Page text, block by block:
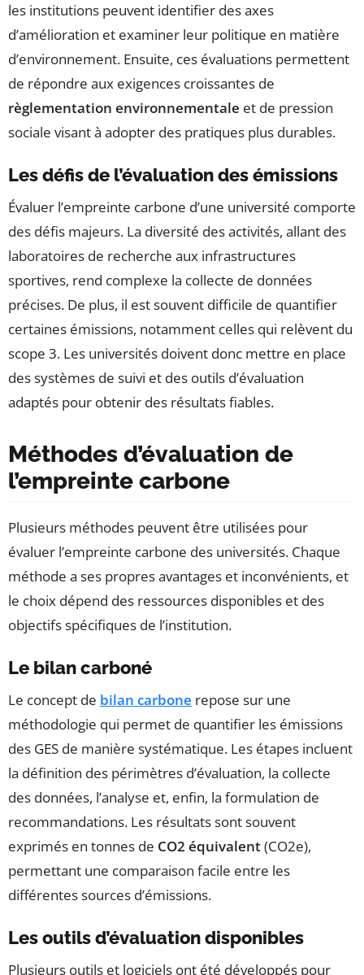
les institutions peuvent identifier des axes
d’amélioration et examiner leur politique en matière
d’environnement. Ensuite, ces évaluations permettent
de répondre aux exigences croissantes de
règlementation environnementale et de pression
sociale visant à adopter des pratiques plus durables.
Les défis de l’évaluation des émissions
Évaluer l’empreinte carbone d’une université comporte
des défis majeurs. La diversité des activités, allant des
laboratoires de recherche aux infrastructures
sportives, rend complexe la collecte de données
précises. De plus, il est souvent difficile de quantifier
certaines émissions, notamment celles qui relèvent du
scope 3. Les universités doivent donc mettre en place
des systèmes de suivi et des outils d’évaluation
adaptés pour obtenir des résultats fiables.
Méthodes d’évaluation de
l’empreinte carbone
Plusieurs méthodes peuvent être utilisées pour
évaluer l’empreinte carbone des universités. Chaque
méthode a ses propres avantages et inconvénients, et
le choix dépend des ressources disponibles et des
objectifs spécifiques de l’institution.
Le bilan carboné
Le concept de bilan carbone repose sur une
méthodologie qui permet de quantifier les émissions
des GES de manière systématique. Les étapes incluent
la définition des périmètres d’évaluation, la collecte
des données, l’analyse et, enfin, la formulation de
recommandations. Les résultats sont souvent
exprimés en tonnes de CO2 équivalent(CO2e),
permettant une comparaison facile entre les
différentes sources d’émissions.
Les outils d’évaluation disponibles
Plusieurs outils et logiciels ont été développés pour